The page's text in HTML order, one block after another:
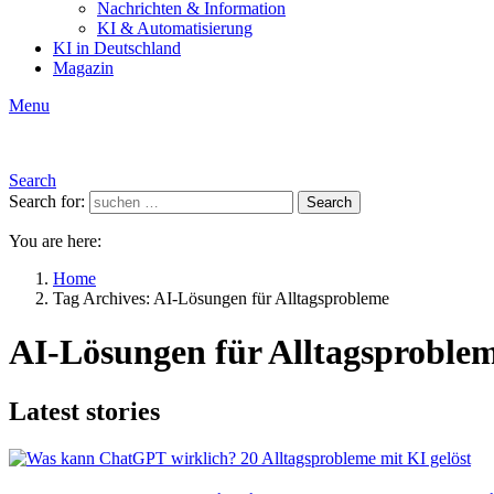
Nachrichten & Information
KI & Automatisierung
KI in Deutschland
Magazin
Menu
Search
Search for:
Search
You are here:
Home
Tag Archives: AI-Lösungen für Alltagsprobleme
AI-Lösungen für
Latest stories